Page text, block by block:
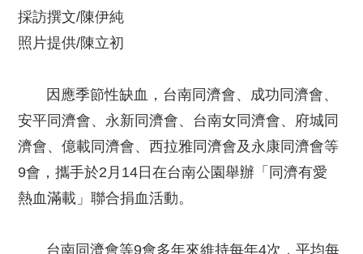
採訪撰文/陳伊純
照片提供/陳立初
因應季節性缺血，台南同濟會、成功同濟會、
安平同濟會、永新同濟會、台南女同濟會、府城同
濟會、億載同濟會、西拉雅同濟會及永康同濟會等
9會，攜手於2月14日在台南公園舉辦「同濟有愛
熱血滿載」聯合捐血活動。
台南同濟會等9會多年來維持每年4次，平均每